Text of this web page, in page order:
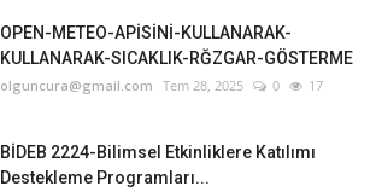
OPEN-METEO-APİSİNİ-KULLANARAK-
KULLANARAK-SICAKLIK-RĞZGAR-GÖSTERME
olguncura@gmail.com Tem 28, 2025 0 17
BİDEB 2224-Bilimsel Etkinliklere Katılımı
Destekleme Programları...